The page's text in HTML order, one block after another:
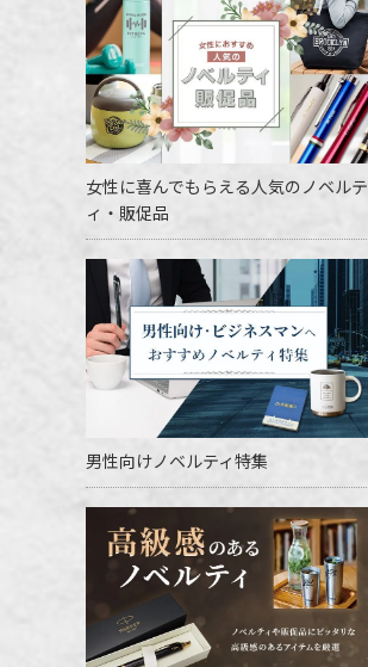
女性に喜んでもらえる人気のノベルテ
ィ・販促品
男性向けノベルティ特集